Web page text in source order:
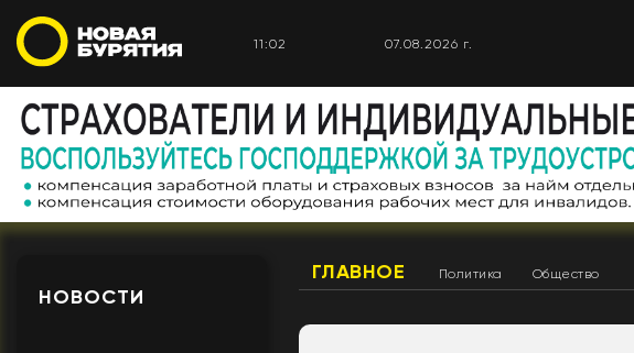
11:02 07.08.2026 г.
НОВОСТИ
ГЛАВНОЕ Политика Общество